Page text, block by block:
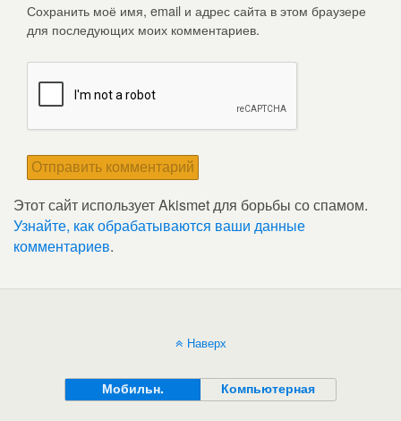
Сохранить моё имя, email и адрес сайта в этом браузере
для последующих моих комментариев.
Этот сайт использует Akismet для борьбы со спамом.
Узнайте, как обрабатываются ваши данные
комментариев.
Наверх
Мобильн. Компьютерная